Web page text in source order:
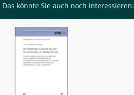
Das könnte Sie auch noch interessieren: